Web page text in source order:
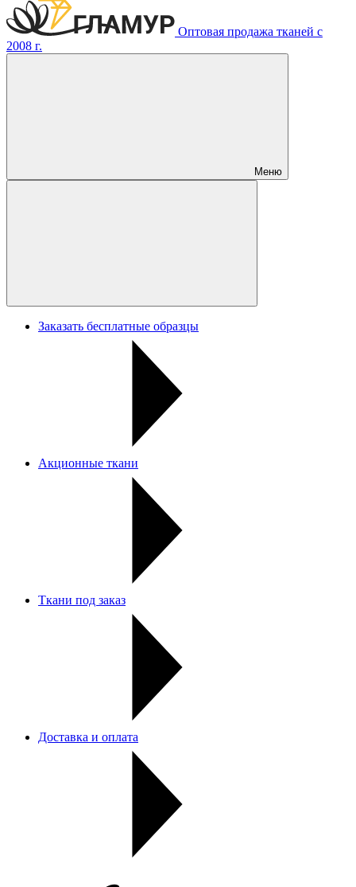
Оптовая продажа тканей с
2008 г.
Меню
Заказать бесплатные образцы
Акционные ткани
Ткани под заказ
Доставка и оплата